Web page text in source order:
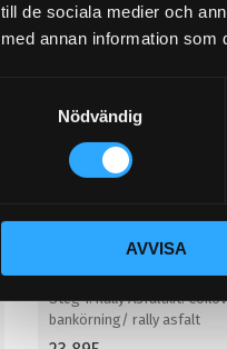
till de sociala medier och
med annan information som
Nödvändig
AVVISA
D2 Coilovers Rally
MERCEDES CLS C219
(04~11)
Steg 1. Rally Asfaltkit.
bankörning/ rally asfalt